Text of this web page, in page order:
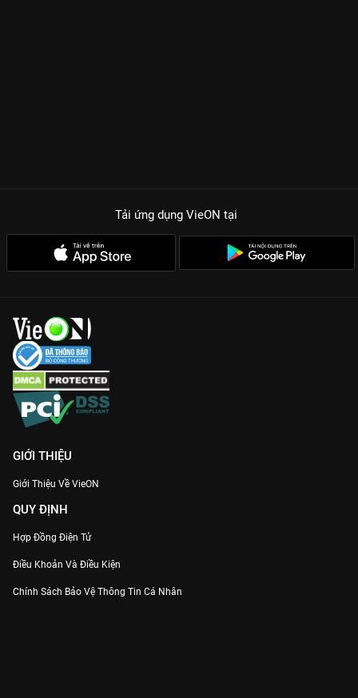
Tải ứng dụng VieON tại
GIỚI THIỆU
Giới Thiệu Về VieON
QUY ĐỊNH
Hợp Đồng Điện Tử
Điều Khoản Và Điều Kiện
Chính Sách Bảo Vệ Thông Tin Cá Nhân